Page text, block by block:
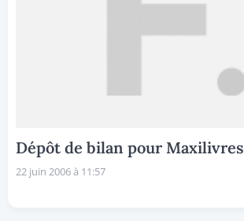
Dépôt de bilan pour Maxilivres
22 juin 2006 à 11:57